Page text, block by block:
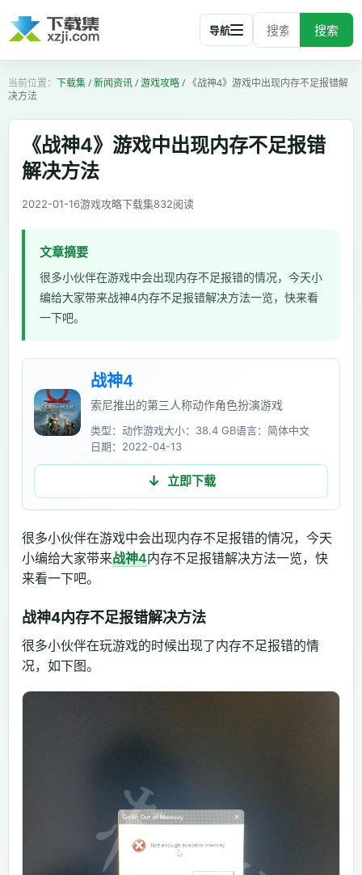
搜索
导航
下载集/新闻资讯/游戏攻略/ 《战神4》游戏中出现内存不足报错解
决方法
《战神4》游戏中出现内存不足报错
解决方法
2022-01-16游戏攻略下载集832阅读
文章摘要
很多小伙伴在游戏中会出现内存不足报错的情况，今天小
编给大家带来战神4内存不足报错解决方法一览，快来看
一下吧。
战神4
索尼推出的第三人称动作角色扮演游戏
类型：动作游戏大小：38.4 GB语言：简体中文
日期：2022-04-13
立即下载
很多小伙伴在游戏中会出现内存不足报错的情况，今天
小编给大家带来战神4内存不足报错解决方法一览，快
来看一下吧。
战神4内存不足报错解决方法
很多小伙伴在玩游戏的时候出现了内存不足报错的情
况，如下图。